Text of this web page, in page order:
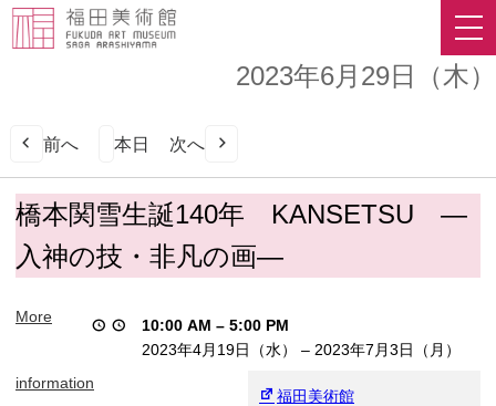
2023年6月29日（木）
前へ 本日 次へ
橋
本
関
雪
誕
年
橋本関雪生誕140年 KANSETSU ―
入神の技・非凡の画―
10:00 AM – 5:00 PM
2023年4月19日（水）
– 2023年7月3日（月）
福田美術館
More
information